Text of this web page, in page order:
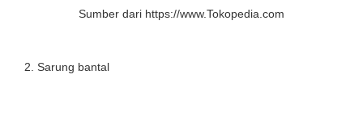
Sumber dari https://www.Tokopedia.com
2. Sarung bantal